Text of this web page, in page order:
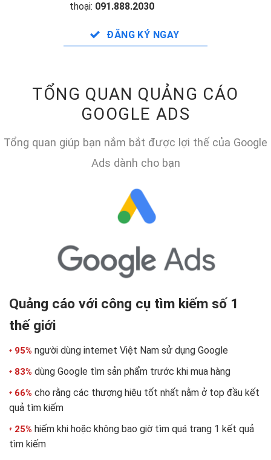
thoại: 091.888.2030
ĐĂNG KÝ NGAY
TỔNG QUAN QUẢNG CÁO
GOOGLE ADS
Tổng quan giúp bạn nắm bắt được lợi thế của Google
Ads dành cho bạn
Quảng cáo với công cụ tìm kiếm số 1
thế giới
95% người dùng internet Việt Nam sử dụng Google
83% dùng Google tìm sản phẩm trước khi mua hàng
66% cho rằng các thượng hiệu tốt nhất nằm ở top đầu kết
quả tìm kiếm
25% hiếm khi hoặc không bao giờ tìm quá trang 1 kết quả
tìm kiếm